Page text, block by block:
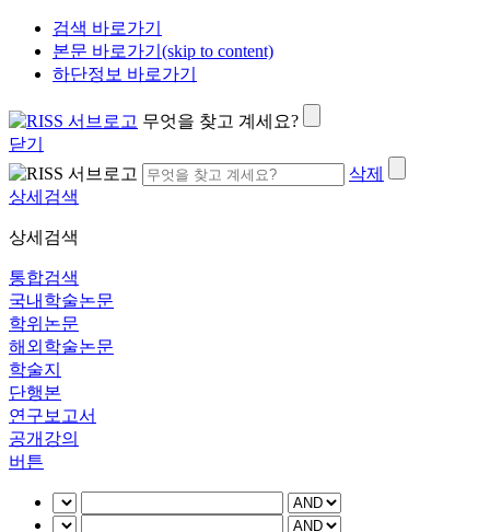
검색 바로가기
본문 바로가기(skip to content)
하단정보 바로가기
무엇을 찾고 계세요?
닫기
삭제
상세검색
상세검색
통합검색
국내학술논문
학위논문
해외학술논문
학술지
단행본
연구보고서
공개강의
버튼